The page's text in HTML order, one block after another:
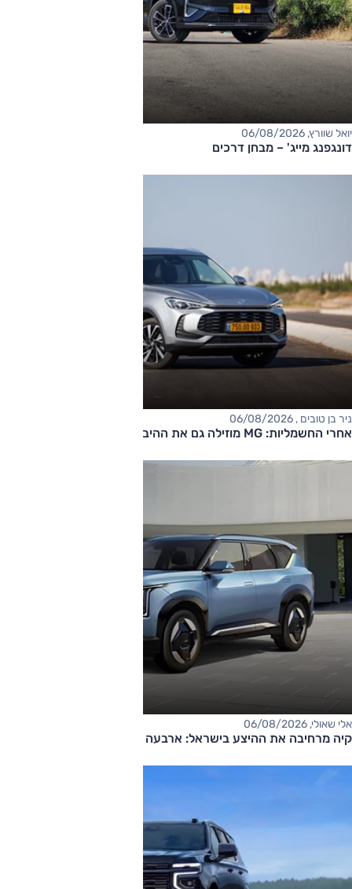
יואל שוורץ, 06/08/2026
דונגפנג מייג' – מבחן דרכים
ניר בן טובים , 06/08/2026
אחרי החשמליות: MG מוזילה גם את ההיברידיות
אלי שאולי, 06/08/2026
קיה מרחיבה את ההיצע בישראל: ארבעה דגמים חדשים בדרך